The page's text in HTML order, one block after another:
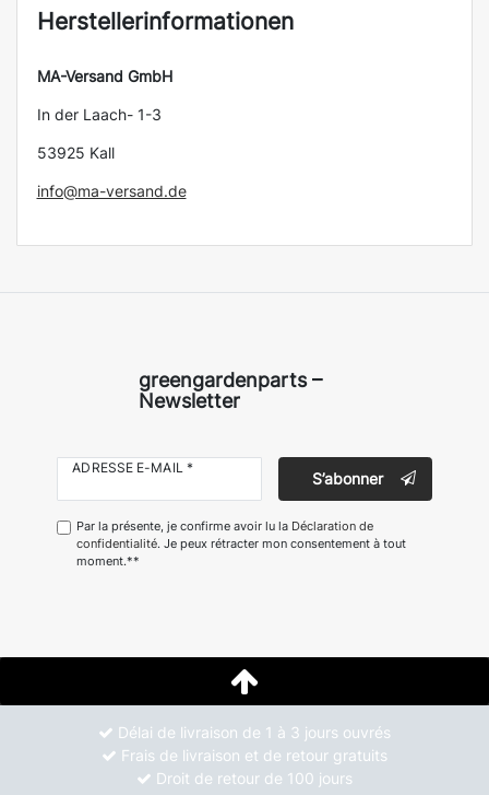
Herstellerinformationen
MA-Versand GmbH
In der Laach- 1-3
53925 Kall
info@ma-versand.de
greengardenparts –
Newsletter
ADRESSE E-MAIL *
S’abonner
Par la présente, je confirme avoir lu la Déclaration de
confidentialité. Je peux rétracter mon consentement à tout
moment.**
Délai de livraison de 1 à 3 jours ouvrés
Frais de livraison et de retour gratuits
Droit de retour de 100 jours